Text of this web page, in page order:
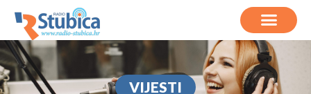
VIJESTI